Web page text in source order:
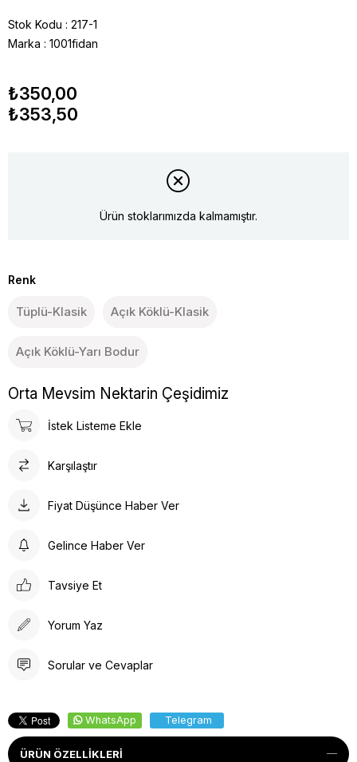
Stok Kodu
217-1
Marka : 1001fidan
₺350,00
₺353,50
Ürün stoklarımızda kalmamıştır.
Renk
Tüplü-Klasik Açık Köklü-Klasik
Açık Köklü-Yarı Bodur
Orta Mevsim Nektarin Çeşidimiz
İstek Listeme Ekle
Karşılaştır
Fiyat Düşünce Haber Ver
Gelince Haber Ver
Tavsiye Et
Yorum Yaz
Sorular ve Cevaplar
WhatsApp Telegram
ÜRÜN ÖZELLIKLERI